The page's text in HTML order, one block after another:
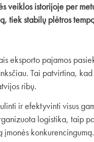
veiklos istorijoje per
tiek stabilų plėtros
eksporto pajamos
Tai patvirtina,
ribų.
ir efektyvinti visus
logistika, taip
konkurencingumą.